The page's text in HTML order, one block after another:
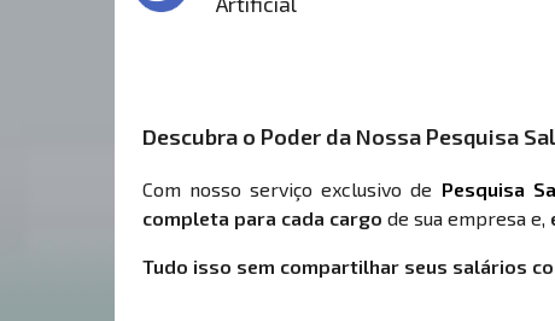
Descubra o Poder da Nossa Pesquisa
Com nosso serviço exclusivo de Pesquisa
completa para cada cargo de sua empresa e,
Tudo isso sem compartilhar seus salários